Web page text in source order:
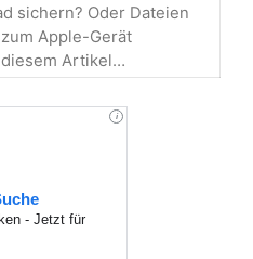
sichern? Oder Dateien
Apple-Gerät
Artikel…